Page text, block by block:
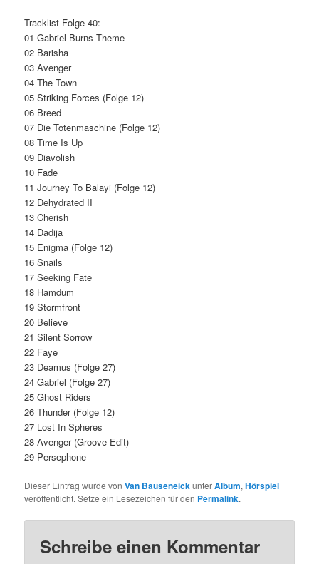
Tracklist Folge 40:
01 Gabriel Burns Theme
02 Barisha
03 Avenger
04 The Town
05 Striking Forces (Folge 12)
06 Breed
07 Die Totenmaschine (Folge 12)
08 Time Is Up
09 Diavolish
10 Fade
11 Journey To Balayi (Folge 12)
12 Dehydrated II
13 Cherish
14 Dadija
15 Enigma (Folge 12)
16 Snails
17 Seeking Fate
18 Hamdum
19 Stormfront
20 Believe
21 Silent Sorrow
22 Faye
23 Deamus (Folge 27)
24 Gabriel (Folge 27)
25 Ghost Riders
26 Thunder (Folge 12)
27 Lost In Spheres
28 Avenger (Groove Edit)
29 Persephone
Dieser Eintrag wurde vonVan BauseneickunterAlbum,Hörspiel
veröffentlicht. Setze ein Lesezeichen für den Permalink.
Schreibe einen Kommentar